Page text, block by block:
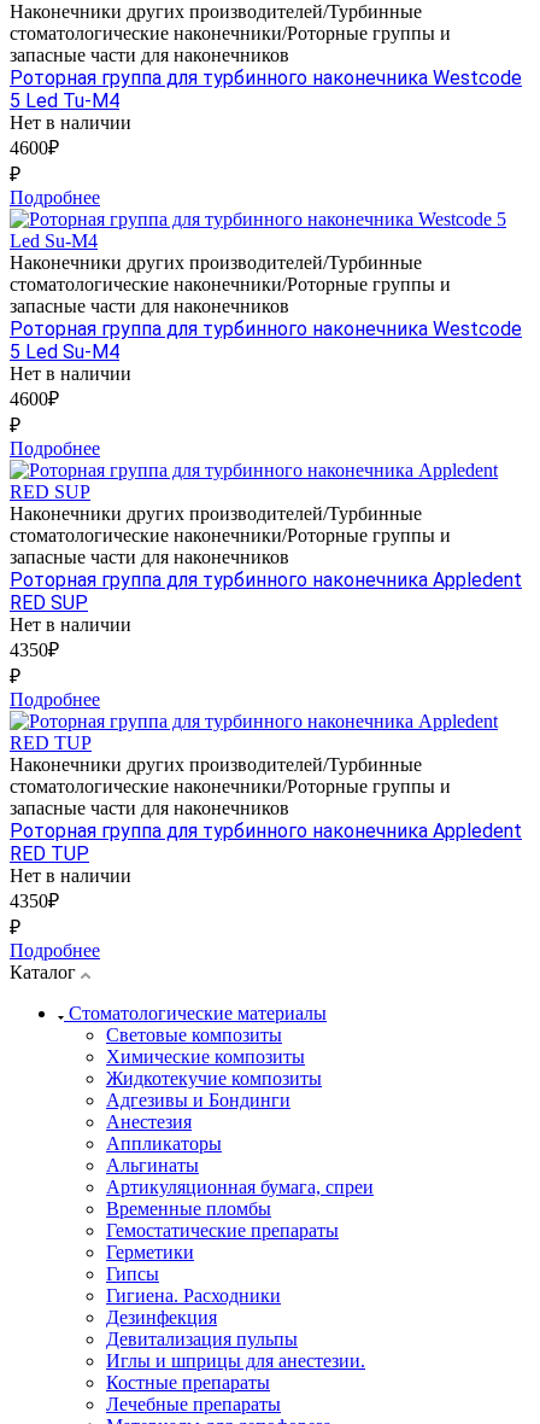
Наконечники других производителей/Турбинные
стоматологические наконечники/Роторные группы и
запасные части для наконечников
Роторная группа для турбинного наконечника Westcode
5 Led Tu-M4
Нет в наличии
4600₽
₽
Подробнее
Наконечники других производителей/Турбинные
стоматологические наконечники/Роторные группы и
запасные части для наконечников
Роторная группа для турбинного наконечника Westcode
5 Led Su-M4
Нет в наличии
4600₽
₽
Подробнее
Наконечники других производителей/Турбинные
стоматологические наконечники/Роторные группы и
запасные части для наконечников
Роторная группа для турбинного наконечника Appledent
RED SUP
Нет в наличии
4350₽
₽
Подробнее
Наконечники других производителей/Турбинные
стоматологические наконечники/Роторные группы и
запасные части для наконечников
Роторная группа для турбинного наконечника Appledent
RED TUP
Нет в наличии
4350₽
₽
Подробнее
Каталог
Стоматологические материалы
Световые композиты
Химические композиты
Жидкотекучие композиты
Адгезивы и Бондинги
Анестезия
Аппликаторы
Альгинаты
Артикуляционная бумага, спреи
Временные пломбы
Гемостатические препараты
Герметики
Гипсы
Гигиена. Расходники
Дезинфекция
Девитализация пульпы
Иглы и шприцы для анестезии.
Костные препараты
Лечебные препараты